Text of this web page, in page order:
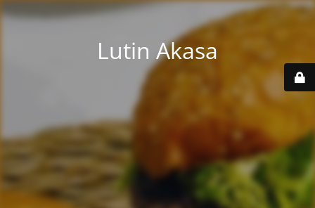
Lutin Akasa